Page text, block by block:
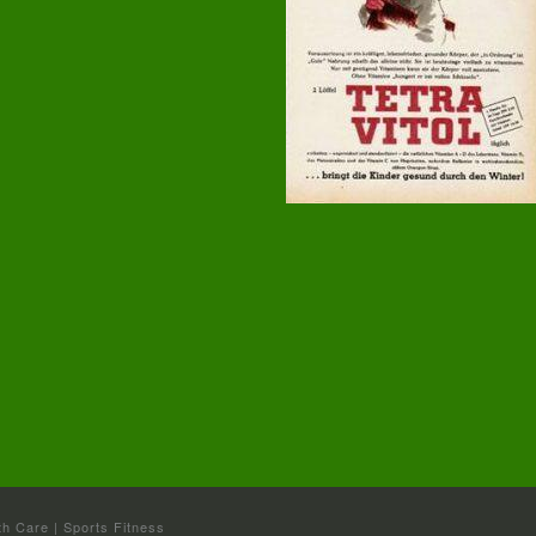
Care | Sports Fitness